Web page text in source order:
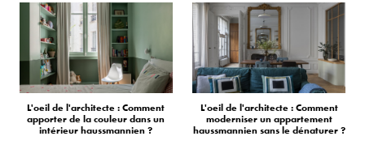
L'oeil de l'architecte : Comment
apporter de la couleur dans un
intérieur haussmannien ?
L'oeil de l'architecte : Comment
moderniser un appartement
haussmannien sans le dénaturer ?